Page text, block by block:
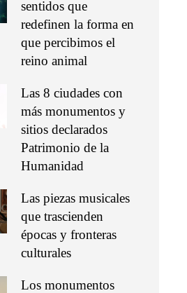
sentidos que
redefinen la forma en
que percibimos el
reino animal
Las 8 ciudades con
más monumentos y
sitios declarados
Patrimonio de la
Humanidad
Las piezas musicales
que trascienden
épocas y fronteras
culturales
Los monumentos